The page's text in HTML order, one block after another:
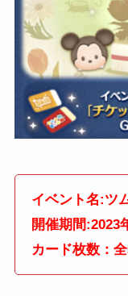
イベント名:ツ
開催期間:2023
カード枚数：